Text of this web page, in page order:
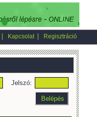
Kapcsolat Regisztráció
Jelszó: